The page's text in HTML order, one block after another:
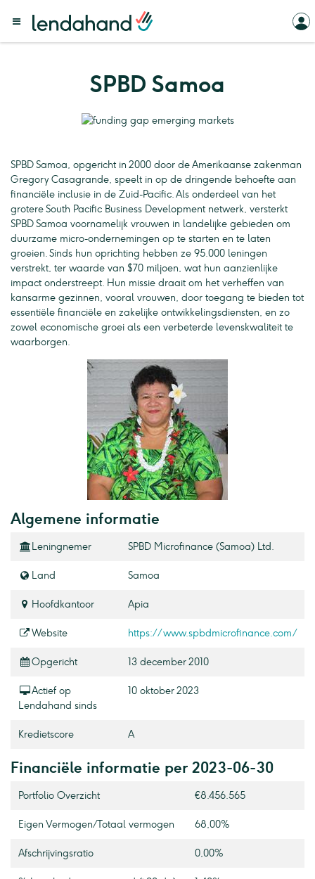
SPBD Samoa
SPBD Samoa, opgericht in 2000 door de Amerikaanse zakenman
Gregory Casagrande, speelt in op de dringende behoefte aan
financiële inclusie in de Zuid-Pacific. Als onderdeel van het
grotere South Pacific Business Development netwerk, versterkt
SPBD Samoa voornamelijk vrouwen in landelijke gebieden om
duurzame micro-ondernemingen op te starten en te laten
groeien. Sinds hun oprichting hebben ze 95.000 leningen
verstrekt, ter waarde van $70 miljoen, wat hun aanzienlijke
impact onderstreept. Hun missie draait om het verheffen van
kansarme gezinnen, vooral vrouwen, door toegang te bieden tot
essentiële financiële en zakelijke ontwikkelingsdiensten, en zo
zowel economische groei als een verbeterde levenskwaliteit te
waarborgen.
Algemene informatie
Leningnemer SPBD Microfinance (Samoa) Ltd.
Land Samoa
Hoofdkantoor Apia
Website https://www.spbdmicrofinance.com/
Opgericht 13 december 2010
Actief op
Lendahand sinds
10 oktober 2023
Kredietscore A
Financiële informatie per 2023-06-30
Portfolio Overzicht €8.456.565
Eigen Vermogen / Totaal vermogen 68,00%
Afschrijvingsratio 0,00%